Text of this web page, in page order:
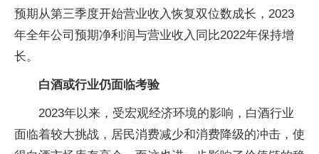
预期从第三季度开始营业收入恢复双位数成长，2023
年全年公司预期净利润与营业收入同比2022年保持增
长。
白酒或行业仍面临考验
2023年以来，受宏观经济环境的影响，白酒行业
面临着较大挑战，居民消费减少和消费降级的冲击，使